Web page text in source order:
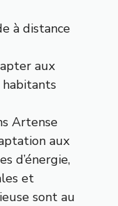
à distance
aux
habitants
Artense
aux
d’énergie,
et
sont au